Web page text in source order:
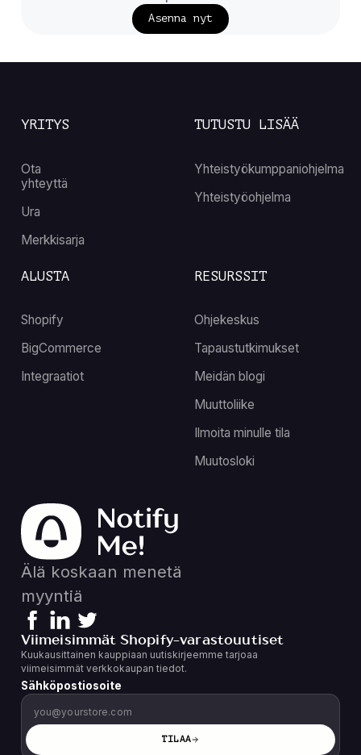
Asenna nyt
YRITYS
Ota
yhteyttä
Ura
Merkkisarja
RESURSSIT
Ohjekeskus
Tapaustutkimukset
Meidän blogi
Muuttoliike
Ilmoita minulle tila
Muutosloki
TUTUSTU LISÄÄ
Yhteistyökumppaniohjelma
Yhteistyöohjelma
ALUSTA
Shopify
BigCommerce
Integraatiot
Älä koskaan menetä
myyntiä
Viimeisimmät Shopify-varastouutiset
Kuukausittainen kauppiaan uutiskirjeemme tarjoaa
viimeisimmät verkkokaupan tiedot.
Sähköpostiosoite
TILAA